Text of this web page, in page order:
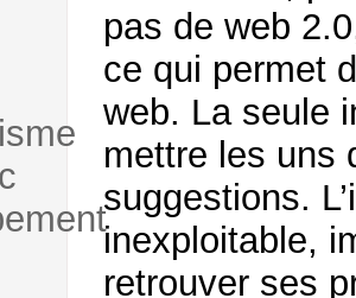
pas de web
ce qui permet
web. La seule
mettre les uns
suggestions.
inexploitable,
retrouver ses